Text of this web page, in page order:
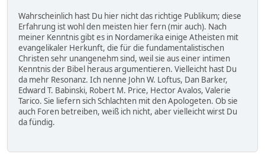
Wahrscheinlich hast Du hier nicht das richtige Publikum; diese
Erfahrung ist wohl den meisten hier fern (mir auch). Nach
meiner Kenntnis gibt es in Nordamerika einige Atheisten mit
evangelikaler Herkunft, die für die fundamentalistischen
Christen sehr unangenehm sind, weil sie aus einer intimen
Kenntnis der Bibel heraus argumentieren. Vielleicht hast Du
da mehr Resonanz. Ich nenne John W. Loftus, Dan Barker,
Edward T. Babinski, Robert M. Price, Hector Avalos, Valerie
Tarico. Sie liefern sich Schlachten mit den Apologeten. Ob sie
auch Foren betreiben, weiß ich nicht, aber vielleicht wirst Du
da fündig.